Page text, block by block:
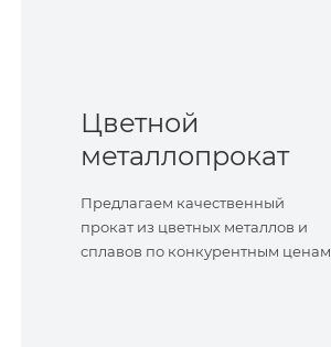
Цветной
металлопрокат
Предлагаем качественный
прокат из цветных металлов и
сплавов по конкурентным ценам.